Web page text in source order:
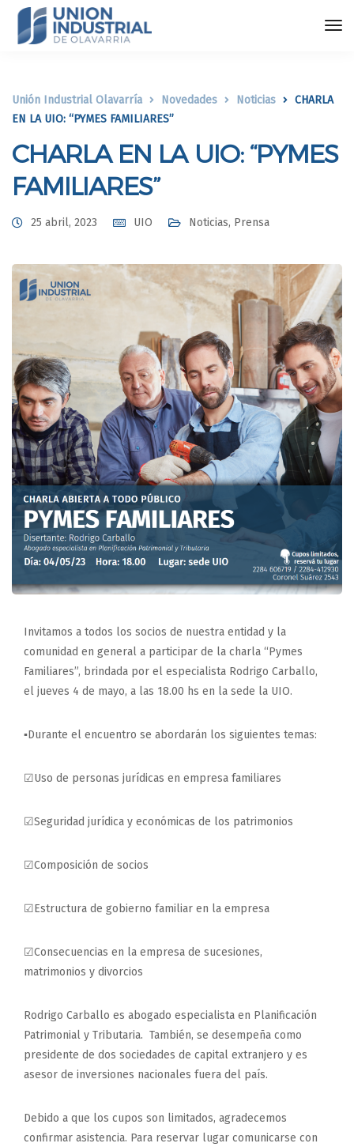
Unión Industrial Olavarría Novedades Noticias
CHARLA
EN LA UIO: “PYMES FAMILIARES”
CHARLA EN LA UIO: “PYMES
FAMILIARES”
25 abril, 2023 UIO Noticias, Prensa
Invitamos a todos los socios de nuestra entidad y la
comunidad en general a participar de la charla “Pymes
Familiares”, brindada por el especialista Rodrigo Carballo,
el jueves 4 de mayo, a las 18.00 hs en la sede la UIO.
▪Durante el encuentro se abordarán los siguientes temas:
☑Uso de personas jurídicas en empresa familiares
☑Seguridad jurídica y económicas de los patrimonios
☑Composición de socios
☑Estructura de gobierno familiar en la empresa
☑Consecuencias en la empresa de sucesiones,
matrimonios y divorcios
Rodrigo Carballo es abogado especialista en Planificación
Patrimonial y Tributaria. También, se desempeña como
presidente de dos sociedades de capital extranjero y es
asesor de inversiones nacionales fuera del país.
Debido a que los cupos son limitados, agradecemos
confirmar asistencia. Para reservar lugar comunicarse con